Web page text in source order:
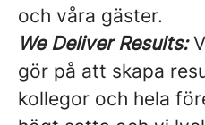
och våra gäster.
We Deliver Results:
gör på att skapa
kollegor och hela